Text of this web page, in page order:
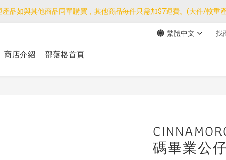
產品如與其他商品同單購買，其他商品每件只需加$7運費。(大件/較重
產品如與其他商品同單購買，其他商品每件只需加$7運費。(大件/較重
們團隊由30/7~12/8外訪搜羅新產品，期間網店訂單處理及客服服務暫
產品如與其他商品同單購買，其他商品每件只需加$7運費。(大件/較重產
繁體中文
商店介紹 部落格首頁
碼畢業公仔